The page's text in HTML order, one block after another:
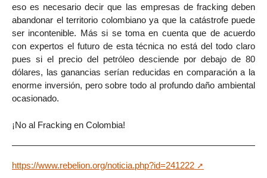
eso es necesario decir que las empresas de fracking deben
abandonar el territorio colombiano ya que la catástrofe puede
ser incontenible. Más si se toma en cuenta que de acuerdo
con expertos el futuro de esta técnica no está del todo claro
pues si el precio del petróleo desciende por debajo de 80
dólares, las ganancias serían reducidas en comparación a la
enorme inversión, pero sobre todo al profundo daño ambiental
ocasionado.
¡No al Fracking en Colombia!
https://www.rebelion.org/noticia.php?id=241222